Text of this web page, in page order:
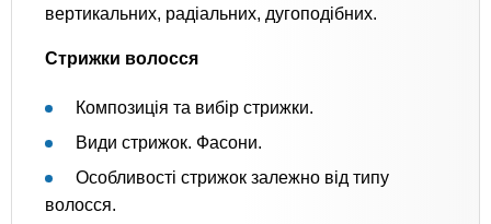
вертикальних, радіальних, дугоподібних.
Стрижки волосся
Композиція та вибір стрижки.
Види стрижок. Фасони.
Особливості стрижок залежно від типу
волосся.